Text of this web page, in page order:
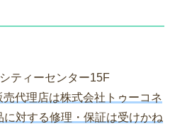
ティーセンター15F
代理店は株式会社トゥーコネ
対する修理・保証は受けかね